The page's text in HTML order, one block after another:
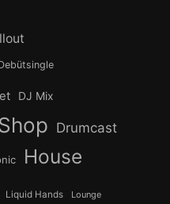
DJ Mix
Drumcast
House
Liquid Hands Lounge